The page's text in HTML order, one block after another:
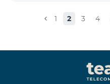
ՀՀ դրամի փոխարեն
ծառայությունների
փաթեթի
1 2 3 4